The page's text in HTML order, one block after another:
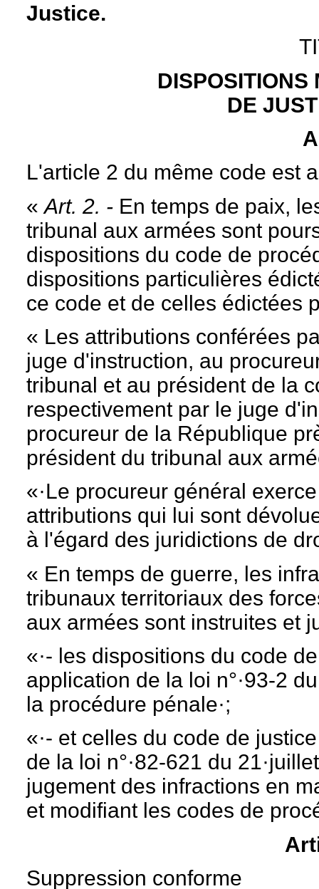
Justice.
DISPOSITIONS
DE
L'article 2 du même code est
« Art. 2. - En temps de paix,
tribunal aux armées sont
dispositions du code de
dispositions particulières
ce code et de celles édictées
« Les attributions conférées
juge d'instruction, au
tribunal et au président de la
respectivement par le juge
procureur de la République
président du tribunal aux
«·Le procureur général
attributions qui lui sont
à l'égard des juridictions de
« En temps de guerre, les
tribunaux territoriaux des
aux armées sont instruites et
«·- les dispositions du code
application de la loi n°·93-2
la procédure pénale·;
«·- et celles du code de
de la loi n°·82-621 du
jugement des infractions en
et modifiant les codes de
Suppression conforme